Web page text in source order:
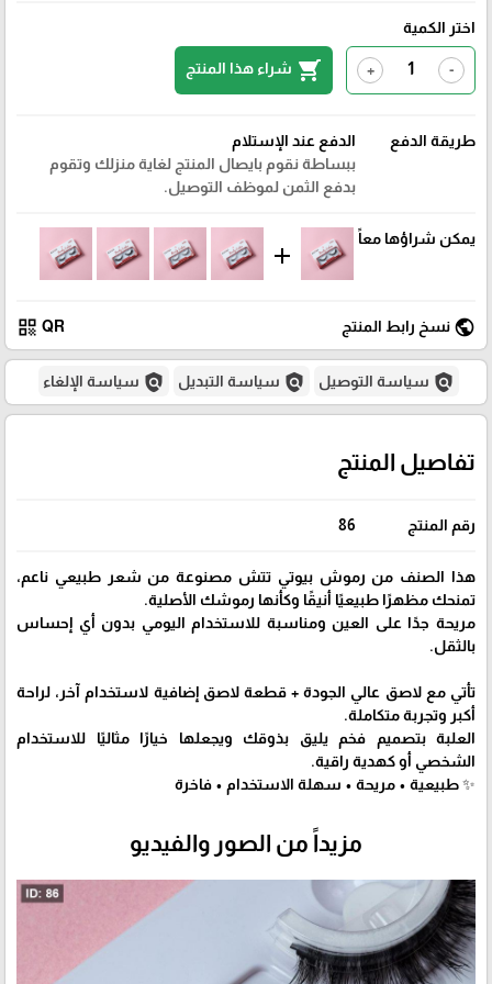
اختر الكمية
-
+
shopping_cart شراء هذا المنتج
طريقة الدفع
الدفع عند الإستلام
ببساطة نقوم بايصال المنتج لغاية منزلك وتقوم
بدفع الثمن لموظف التوصيل.
يمكن شراؤها معاً
add
public نسخ رابط المنتج QR
qr_code
policy سياسة التوصيل policy سياسة التبديل policy سياسة الإلغاء
تفاصيل المنتج
رقم المنتج 86
هذا الصنف من رموش بيوتي تتش مصنوعة من شعر طبيعي ناعم،
تمنحك مظهرًا طبيعيًا أنيقًا وكأنها رموشك الأصلية.
مريحة جدًا على العين ومناسبة للاستخدام اليومي بدون أي إحساس
بالثقل.
تأتي مع لاصق عالي الجودة + قطعة لاصق إضافية لاستخدام آخر، لراحة
أكبر وتجربة متكاملة.
العلبة بتصميم فخم يليق بذوقك ويجعلها خيارًا مثاليًا للاستخدام
الشخصي أو كهدية راقية.
✨ طبيعية • مريحة • سهلة الاستخدام • فاخرة
مزيداً من الصور والفيديو